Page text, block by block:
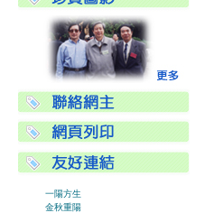
一陽方生
金秋重陽